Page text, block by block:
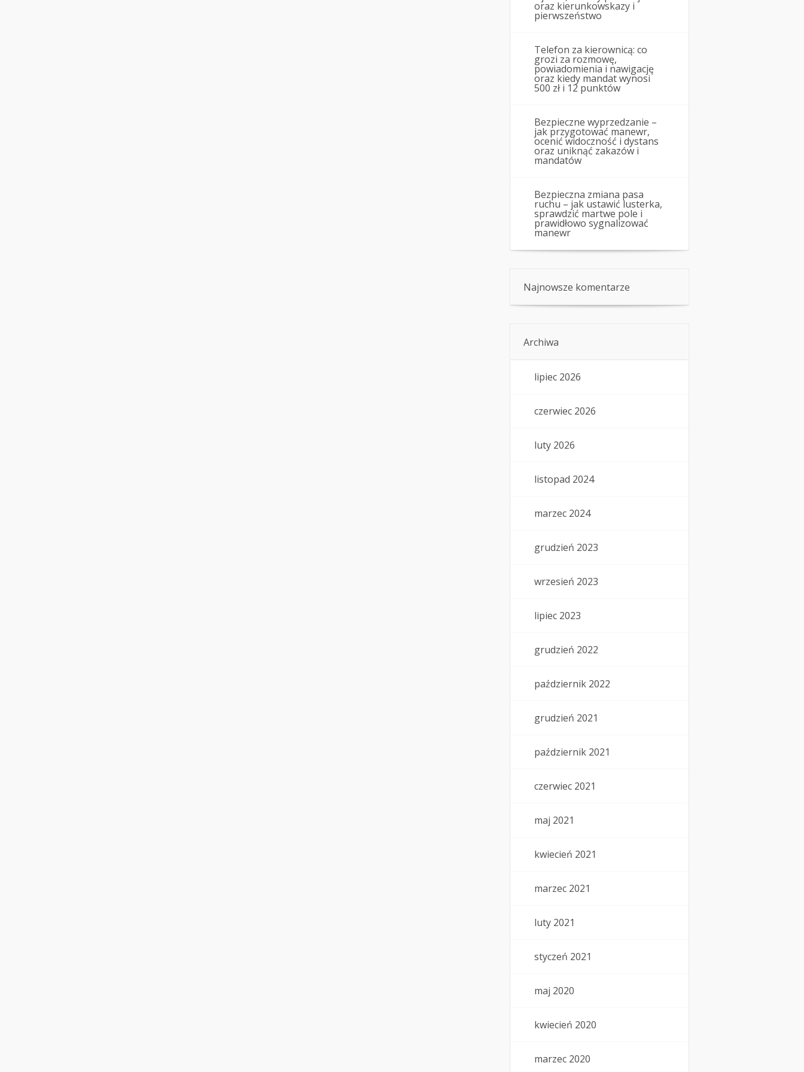
oraz kierunkowskazy i
pierwszeństwo
Telefon za kierownicą: co
grozi za rozmowę,
powiadomienia i nawigację
oraz kiedy mandat wynosi
500 zł i 12 punktów
Bezpieczne wyprzedzanie –
jak przygotować manewr,
ocenić widoczność i dystans
oraz uniknąć zakazów i
mandatów
Bezpieczna zmiana pasa
ruchu – jak ustawić lusterka,
sprawdzić martwe pole i
prawidłowo sygnalizować
manewr
Najnowsze komentarze
Archiwa
lipiec 2026
czerwiec 2026
luty 2026
listopad 2024
marzec 2024
grudzień 2023
wrzesień 2023
lipiec 2023
grudzień 2022
październik 2022
grudzień 2021
październik 2021
czerwiec 2021
maj 2021
kwiecień 2021
marzec 2021
luty 2021
styczeń 2021
maj 2020
kwiecień 2020
marzec 2020